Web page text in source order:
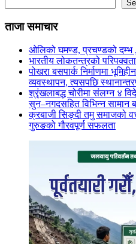
ताजा समाचार
ओलिको घमण्ड, प्रचण्डको दम्भ
भारतीय लोकतन्त्रको
पोखरा बसपार्क निर्माणमा
व्यवस्थापन, त्यसपछि
श्रृंखलाबद्ध चोरीमा संलग्न ४
सुन–नगदसहित विभिन्न सामान
क्रबाजी सिङ्दी तमु समाजको
गुरुङको गौरवपूर्ण सफलता